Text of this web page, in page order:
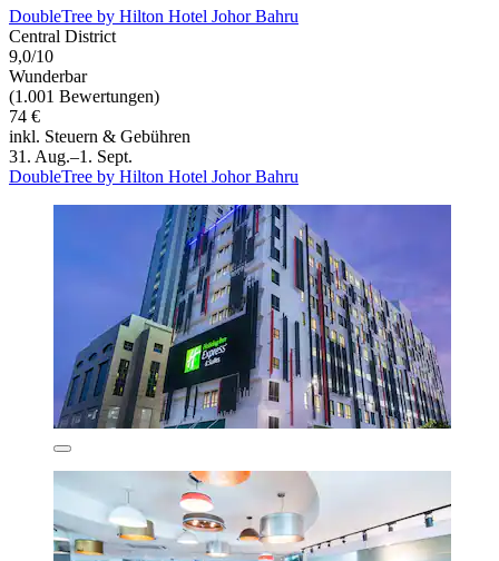
DoubleTree by Hilton Hotel Johor Bahru
Central District
9,0/10
Wunderbar
(1.001 Bewertungen)
74 €
inkl. Steuern & Gebühren
31. Aug.–1. Sept.
DoubleTree by Hilton Hotel Johor Bahru